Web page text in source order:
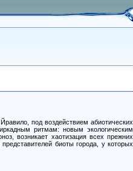
под воздействием абиотических
ритмам: новым экологическим
возникает хаотизация всех прежних
биоты города, у которых